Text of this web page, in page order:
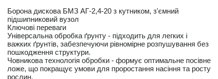
Борона дискова БМЗ АГ-2,4-20 з кутником, з'ємний
підшипниковий вузол
Ключові переваги
Універсальна обробка ґрунту - підходить для легких і
важких ґрунтів, забезпечуючи рівномірне розпушування без
пошкодження структури.
Човникова технологія обробки - формує оптимальне посівне
ложе, що покращує умови для проростання насіння та росту
рослин.